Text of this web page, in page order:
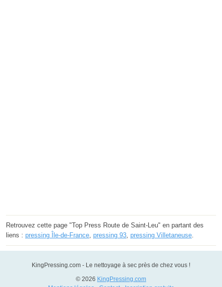
Retrouvez cette page "Top Press Route de Saint-Leu" en partant des
liens : pressing Île-de-France, pressing 93, pressing Villetaneuse.
KingPressing.com - Le nettoyage à sec près de chez vous !
© 2026 KingPressing.com